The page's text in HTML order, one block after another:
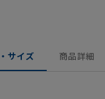
サイズ 商品詳細